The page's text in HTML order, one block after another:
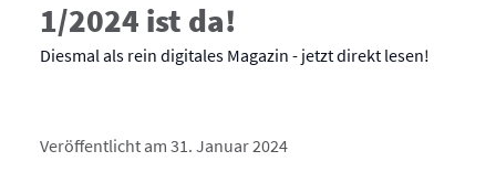
1/2024 ist da!
Diesmal als rein digitales Magazin - jetzt direkt lesen!
Veröffentlicht am 31. Januar 2024